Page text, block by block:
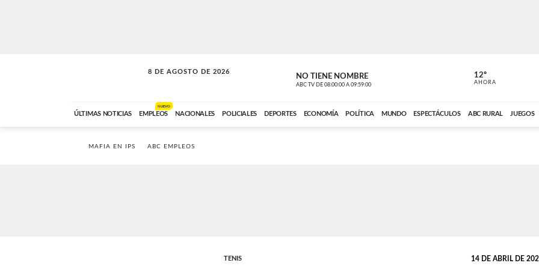
8 DE AGOSTO DE 2026
SOLO MÚSICA NO TIENE NOMBRE
ABC TV DE 08:00:00 A 09:59:00 ABC CARDINAL
12º
AHORA
ÚLTIMAS NOTICIAS EMPLEOS
NUEVO
NACIONALES POLICIALES DEPORTES ECONOMÍA POLÍTICA MUNDO ESPECTÁCULOS ABC RURAL JUEGOS
MAFIA EN IPS ABC EMPLEOS
TENIS 14 DE ABRIL DE